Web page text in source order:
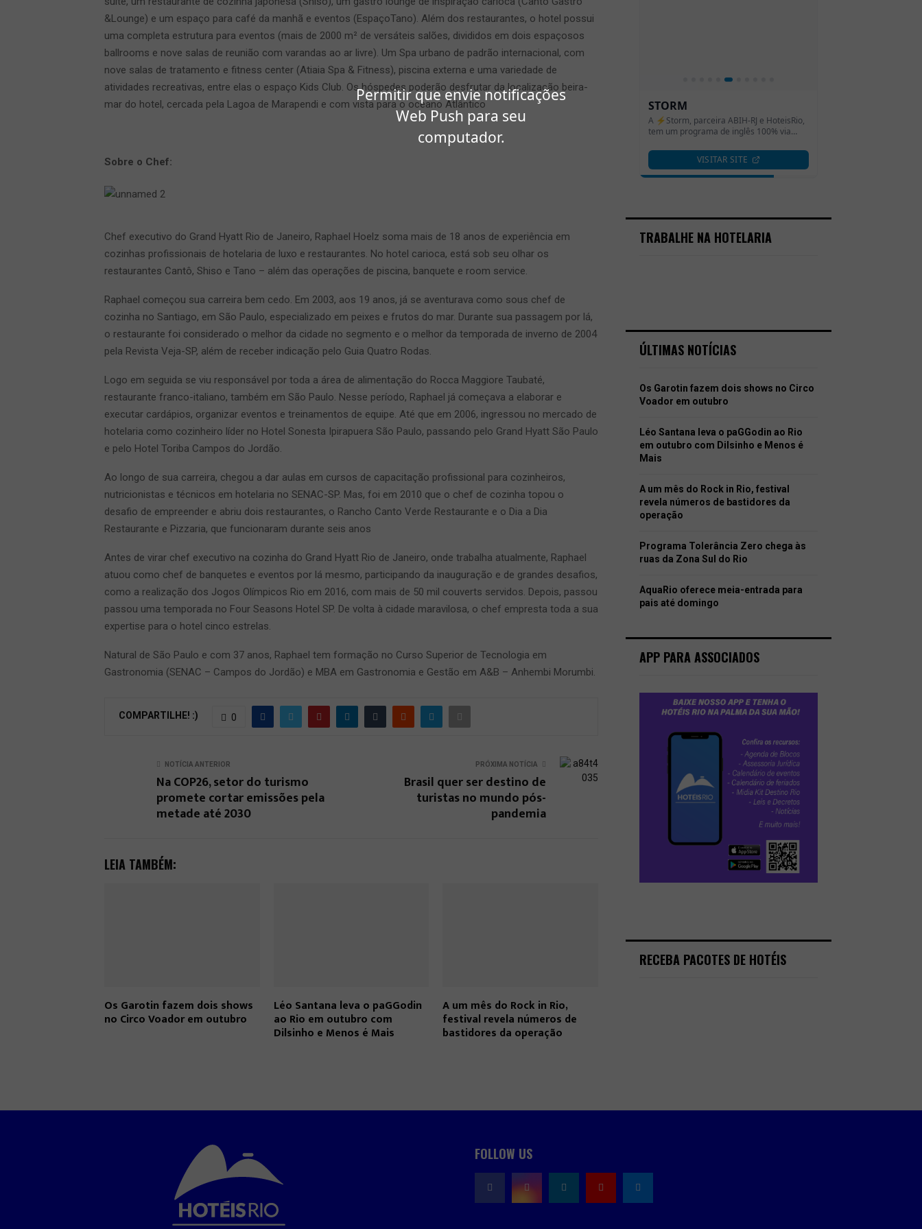
Permitir que envie notificações
Web Push para seu
computador.
&Lounge) e um espaço para café da manhã e eventos (EspaçoTano). Além dos restaurantes, o hotel possui
uma completa estrutura para eventos (mais de 2000 m² de versáteis salões, divididos em dois espaçosos
ballrooms e nove salas de reunião com varandas ao ar livre). Um Spa urbano de padrão internacional, com
nove salas de tratamento e fitness center (Atiaia Spa & Fitness), piscina externa e uma variedade de
atividades recreativas, entre elas o espaço Kids Club. Os hóspedes poderão desfrutar da localização beira-
mar do hotel, cercada pela Lagoa de Marapendi e com vista para o oceano Atlântico
Sobre o Chef:
Chef executivo do Grand Hyatt Rio de Janeiro, Raphael Hoelz soma mais de 18 anos de experiência em
cozinhas profissionais de hotelaria de luxo e restaurantes. No hotel carioca, está sob seu olhar os
restaurantes Cantô, Shiso e Tano – além das operações de piscina, banquete e room service.
Raphael começou sua carreira bem cedo. Em 2003, aos 19 anos, já se aventurava como sous chef de
cozinha no Santiago, em São Paulo, especializado em peixes e frutos do mar. Durante sua passagem por lá,
o restaurante foi considerado o melhor da cidade no segmento e o melhor da temporada de inverno de 2004
pela Revista Veja-SP, além de receber indicação pelo Guia Quatro Rodas.
Logo em seguida se viu responsável por toda a área de alimentação do Rocca Maggiore Taubaté,
restaurante franco-italiano, também em São Paulo. Nesse período, Raphael já começava a elaborar e
executar cardápios, organizar eventos e treinamentos de equipe. Até que em 2006, ingressou no mercado de
hotelaria como cozinheiro líder no Hotel Sonesta Ipirapuera São Paulo, passando pelo Grand Hyatt São Paulo
e pelo Hotel Toriba Campos do Jordão.
Ao longo de sua carreira, chegou a dar aulas em cursos de capacitação profissional para cozinheiros,
nutricionistas e técnicos em hotelaria no SENAC-SP. Mas, foi em 2010 que o chef de cozinha topou o
desafio de empreender e abriu dois restaurantes, o Rancho Canto Verde Restaurante e o Dia a Dia
Restaurante e Pizzaria, que funcionaram durante seis anos
Antes de virar chef executivo na cozinha do Grand Hyatt Rio de Janeiro, onde trabalha atualmente, Raphael
atuou como chef de banquetes e eventos por lá mesmo, participando da inauguração e de grandes desafios,
como a realização dos Jogos Olímpicos Rio em 2016, com mais de 50 mil couverts servidos. Depois, passou
passou uma temporada no Four Seasons Hotel SP. De volta à cidade maravilosa, o chef empresta toda a sua
expertise para o hotel cinco estrelas.
Natural de São Paulo e com 37 anos, Raphael tem formação no Curso Superior de Tecnologia em
Gastronomia (SENAC – Campos do Jordão) e MBA em Gastronomia e Gestão em A&B – Anhembi Morumbi.
COMPARTILHE! :) 0
NOTÍCIA ANTERIOR
Na COP26, setor do turismo
promete cortar emissões pela
metade até 2030
PRÓXIMA NOTÍCIA
Brasil quer ser destino de
turistas no mundo pós-
pandemia
LEIA TAMBÉM:
Os Garotin fazem dois shows
no Circo Voador em outubro
Léo Santana leva o paGGodin
ao Rio em outubro com
Dilsinho e Menos é Mais
A um mês do Rock in Rio,
festival revela números de
bastidores da operação
TRABALHE NA HOTELARIA
ÚLTIMAS NOTÍCIAS
Os Garotin fazem dois shows no Circo
Voador em outubro
Léo Santana leva o paGGodin ao Rio
em outubro com Dilsinho e Menos é
Mais
A um mês do Rock in Rio, festival
revela números de bastidores da
operação
Programa Tolerância Zero chega às
ruas da Zona Sul do Rio
AquaRio oferece meia-entrada para
pais até domingo
APP PARA ASSOCIADOS
RECEBA PACOTES DE HOTÉIS
FOLLOW US